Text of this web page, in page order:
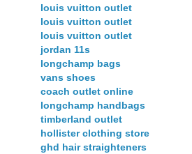
louis vuitton outlet
louis vuitton outlet
louis vuitton outlet
jordan 11s
longchamp bags
vans shoes
coach outlet online
longchamp handbags
timberland outlet
hollister clothing store
ghd hair straighteners